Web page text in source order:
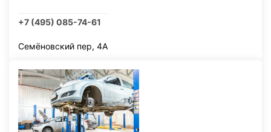
+7 (495) 085-74-61
Семёновский пер, 4А